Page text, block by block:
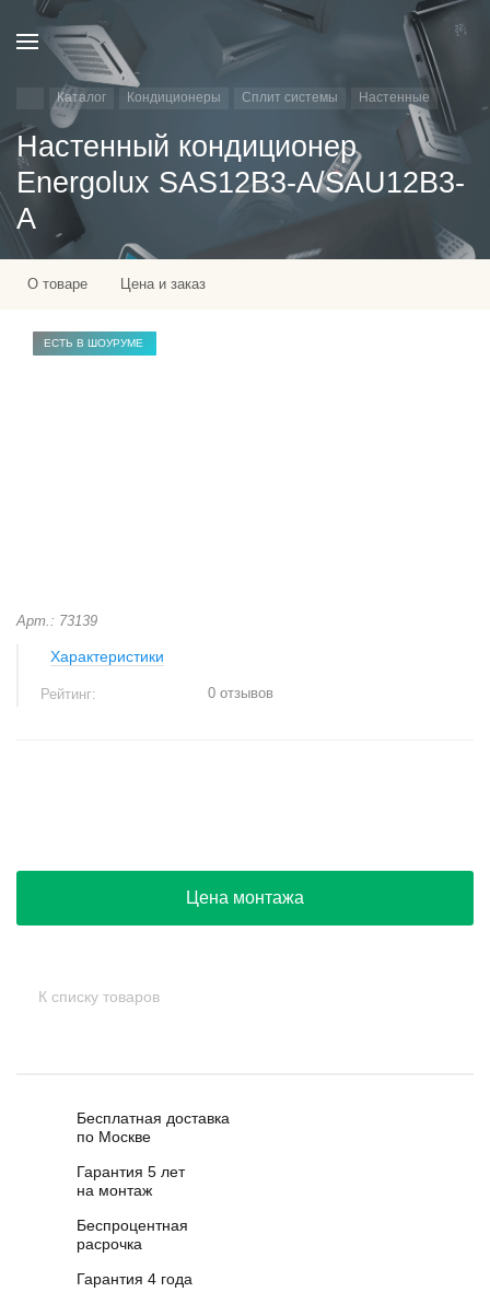
Каталог Кондиционеры Сплит системы Настенные
Настенный кондиционер
Energolux SAS12B3-A/SAU12B3-
A
О товаре Цена и заказ
ЕСТЬ В ШОУРУМЕ
Арт.: 73139
Характеристики
Рейтинг: 0 отзывов
Цена монтажа
К списку товаров
Бесплатная доставка
по Москве
Гарантия 5 лет
на монтаж
Беспроцентная
расрочка
Гарантия 4 года